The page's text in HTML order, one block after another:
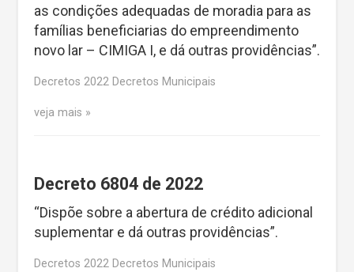
as condições adequadas de moradia para as
famílias beneficiarias do empreendimento
novo lar – CIMIGA I, e dá outras providências”.
Decretos 2022 Decretos Municipais
veja mais
Decreto 6804 de 2022
“Dispõe sobre a abertura de crédito adicional
suplementar e dá outras providências”.
Decretos 2022 Decretos Municipais